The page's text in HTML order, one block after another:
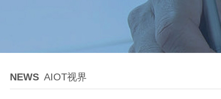
NEWS AIOT视界